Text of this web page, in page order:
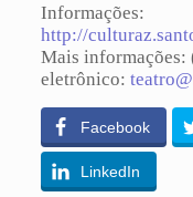
Informações:
http://
Mais informações:
eletrônico:
Facebook
LinkedIn